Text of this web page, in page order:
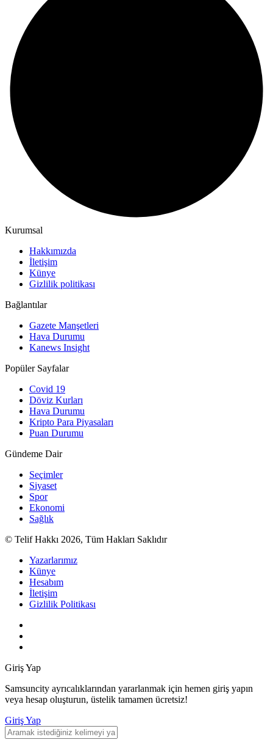
Kurumsal
Hakkımızda
İletişim
Künye
Gizlilik politikası
Bağlantılar
Gazete Manşetleri
Hava Durumu
Kanews Insight
Popüler Sayfalar
Covid 19
Döviz Kurları
Hava Durumu
Kripto Para Piyasaları
Puan Durumu
Gündeme Dair
Seçimler
Siyaset
Spor
Ekonomi
Sağlık
© Telif Hakkı 2026, Tüm Hakları Saklıdır
Yazarlarımız
Künye
Hesabım
İletişim
Gizlilik Politikası
Giriş Yap
Samsuncity ayrıcalıklarından yararlanmak için hemen giriş yapın
veya hesap oluşturun, üstelik tamamen ücretsiz!
Giriş Yap